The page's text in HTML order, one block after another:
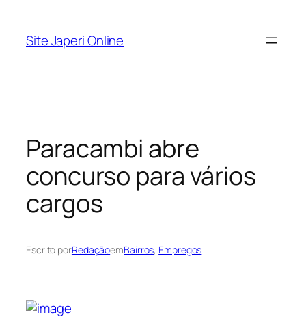
Site Japeri Online
Paracambi abre
concurso para vários
cargos
Escrito porRedaçãoemBairros, Empregos